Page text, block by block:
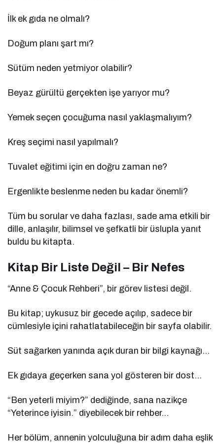
İlk ek gıda ne olmalı?
Doğum planı şart mı?
Sütüm neden yetmiyor olabilir?
Beyaz gürültü gerçekten işe yarıyor mu?
Yemek seçen çocuğuma nasıl yaklaşmalıyım?
Kreş seçimi nasıl yapılmalı?
Tuvalet eğitimi için en doğru zaman ne?
Ergenlikte beslenme neden bu kadar önemli?
Tüm bu sorular ve daha fazlası, sade ama etkili bir
dille, anlaşılır, bilimsel ve şefkatli bir üslupla yanıt
buldu bu kitapta.
Kitap Bir Liste Değil – Bir Nefes
“Anne & Çocuk Rehberi”, bir görev listesi değil.
Bu kitap; uykusuz bir gecede açılıp, sadece bir
cümlesiyle içini rahatlatabileceğin bir sayfa olabilir.
Süt sağarken yanında açık duran bir bilgi kaynağı…
Ek gıdaya geçerken sana yol gösteren bir dost…
“Ben yeterli miyim?” dediğinde, sana nazikçe
“Yeterince iyisin.” diyebilecek bir rehber…
Her bölüm, annenin yolculuğuna bir adım daha eşlik